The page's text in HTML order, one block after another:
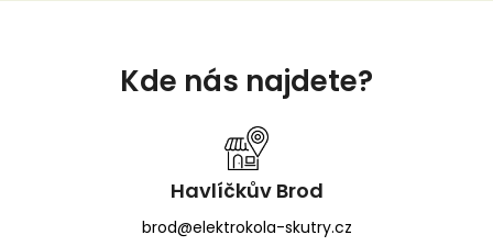
Kde nás najdete?
Havlíčkův Brod
brod@elektrokola-skutry.cz